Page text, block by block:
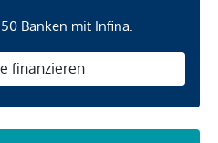
Banken mit Infina.
finanzieren